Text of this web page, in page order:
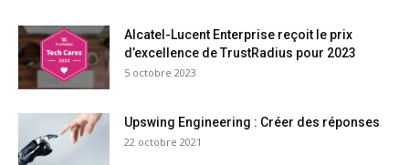
Alcatel-Lucent Enterprise reçoit le prix
d’excellence de TrustRadius pour 2023
5 octobre 2023
Upswing Engineering : Créer des réponses
22 octobre 2021